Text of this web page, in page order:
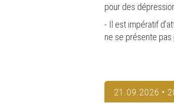
pour des
- Il est impératif
ne se présente pas
21.09.2026 •